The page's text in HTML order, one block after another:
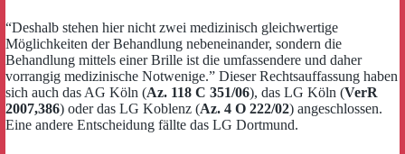
“Deshalb stehen hier nicht zwei medizinisch gleichwertige
Möglichkeiten der Behandlung nebeneinander, sondern die
Behandlung mittels einer Brille ist die umfassendere und daher
vorrangig medizinische Notwenige.” Dieser Rechtsauffassung haben
sich auch das AG Köln (Az. 118 C 351/06), das LG Köln (VerR
2007,386) oder das LG Koblenz (Az. 4 O 222/02) angeschlossen.
Eine andere Entscheidung fällte das LG Dortmund.